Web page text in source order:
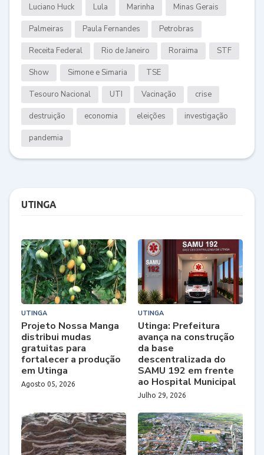
Luciano Huck Lula Marinha Minas Gerais
Palmeiras Paula Fernandes Petrobras
Receita Federal Rio de Janeiro Roraima STF
Show Simone e Simaria TSE
Tesouro Nacional UTI Vacinação crise
destruição economia eleições investigação
pandemia
UTINGA
UTINGA
Projeto Nossa Manga
distribui mudas
gratuitas para
fortalecer a produção
em Utinga
Agosto 05, 2026
UTINGA
Utinga: Prefeitura
avança na construção
da base
descentralizada do
SAMU 192 em frente
ao Hospital Municipal
Julho 29, 2026